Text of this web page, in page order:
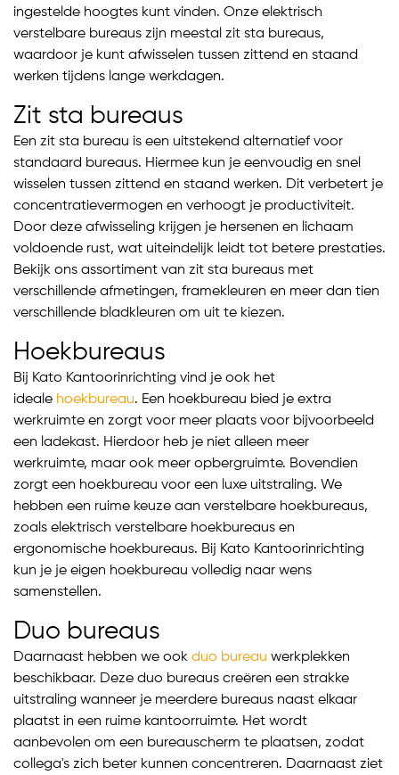
ingestelde hoogtes kunt vinden. Onze elektrisch
verstelbare bureaus zijn meestal zit sta bureaus,
waardoor je kunt afwisselen tussen zittend en staand
werken tijdens lange werkdagen.
Zit sta bureaus
Een zit sta bureau is een uitstekend alternatief voor
standaard bureaus. Hiermee kun je eenvoudig en snel
wisselen tussen zittend en staand werken. Dit verbetert je
concentratievermogen en verhoogt je productiviteit.
Door deze afwisseling krijgen je hersenen en lichaam
voldoende rust, wat uiteindelijk leidt tot betere prestaties.
Bekijk ons assortiment van zit sta bureaus met
verschillende afmetingen, framekleuren en meer dan tien
verschillende bladkleuren om uit te kiezen.
Hoekbureaus
Bij Kato Kantoorinrichting vind je ook het
ideale hoekbureau. Een hoekbureau bied je extra
werkruimte en zorgt voor meer plaats voor bijvoorbeeld
een ladekast. Hierdoor heb je niet alleen meer
werkruimte, maar ook meer opbergruimte. Bovendien
zorgt een hoekbureau voor een luxe uitstraling. We
hebben een ruime keuze aan verstelbare hoekbureaus,
zoals elektrisch verstelbare hoekbureaus en
ergonomische hoekbureaus. Bij Kato Kantoorinrichting
kun je je eigen hoekbureau volledig naar wens
samenstellen.
Duo bureaus
Daarnaast hebben we ook duo bureau werkplekken
beschikbaar. Deze duo bureaus creëren een strakke
uitstraling wanneer je meerdere bureaus naast elkaar
plaatst in een ruime kantoorruimte. Het wordt
aanbevolen om een bureauscherm te plaatsen, zodat
collega's zich beter kunnen concentreren. Daarnaast ziet